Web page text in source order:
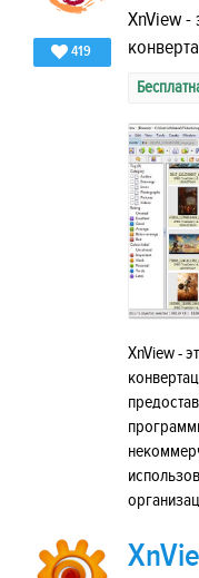
419
XnView -
XnView -